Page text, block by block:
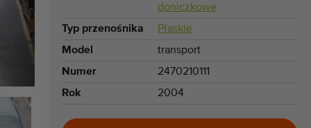
doniczkowe
Typ przenośnika
Płaskie
Model
transport
Numer
2470210111
Rok
2004